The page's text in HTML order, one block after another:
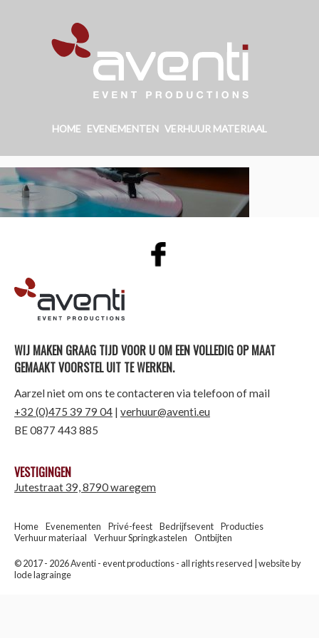
HOME EVENEMENTEN VERHUUR MATERIAAL
AVENTI | EVENT PRODUCTIONS
WIJ MAKEN GRAAG TIJD VOOR U OM EEN VOLLEDIG OP MAAT
GEMAAKT VOORSTEL UIT TE WERKEN.
Aarzel niet om ons te contacteren via telefoon of mail
+32 (0)475 39 79 04 | verhuur@aventi.eu
BE 0877 443 885
VESTIGINGEN
Jutestraat 39, 8790 waregem
Home Evenementen Privé-feest Bedrijfsevent
Producties
Verhuur materiaal
Verhuur Springkastelen Ontbijten
© 2017 - 2026 Aventi - event productions - all rights reserved | website by
lode lagrainge